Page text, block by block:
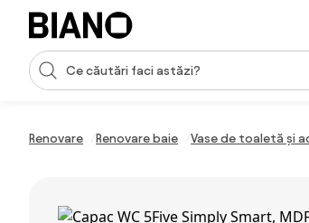
Sari peste navigare, accesează conținutul
Introducerea căutării
Renovare Renovare baie Vase de toaletă și